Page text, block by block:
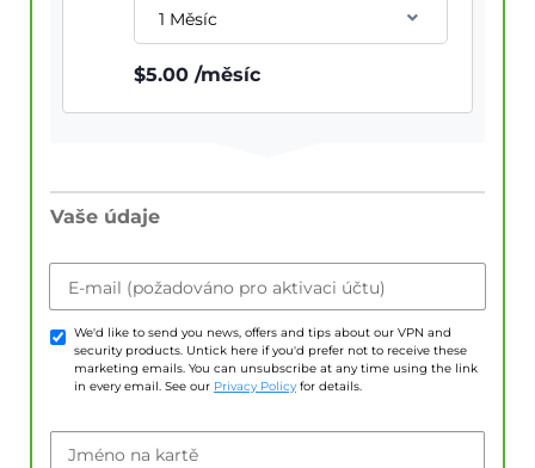
1 Měsíc
$5.00 /měsíc
Vaše údaje
E-mail (požadováno pro aktivaci účtu)
We'd like to send you news, offers and tips about our VPN and
security products. Untick here if you'd prefer not to receive these
marketing emails. You can unsubscribe at any time using the link
in every email. See our Privacy Policy for details.
Jméno na kartě